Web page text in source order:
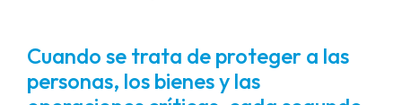
Cuando se trata de proteger a las
personas, los bienes y las